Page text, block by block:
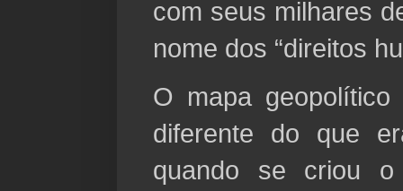
com seus milhares
nome dos “direitos
O mapa
diferente do que
quando se criou